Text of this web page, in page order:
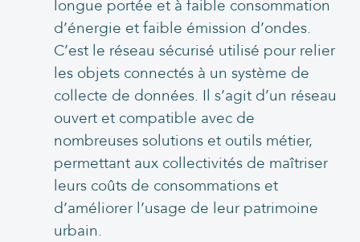
longue portée et à faible consommation
d’énergie et faible émission d’ondes.
C’est le réseau sécurisé utilisé pour relier
les objets connectés à un système de
collecte de données. Il s’agit d’un réseau
ouvert et compatible avec de
nombreuses solutions et outils métier,
permettant aux collectivités de maîtriser
leurs coûts de consommations et
d’améliorer l’usage de leur patrimoine
urbain.